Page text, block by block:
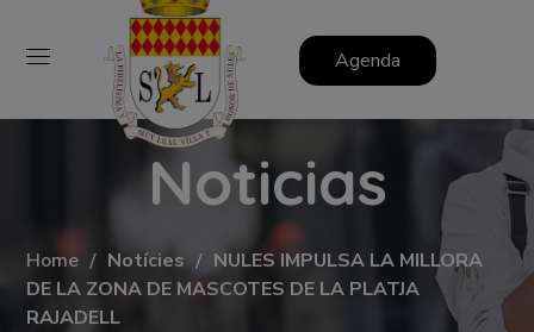
Agenda
Noticias
Home Notícies
NULES IMPULSA LA MILLORA
DE LA ZONA DE MASCOTES DE LA PLATJA
RAJADELL